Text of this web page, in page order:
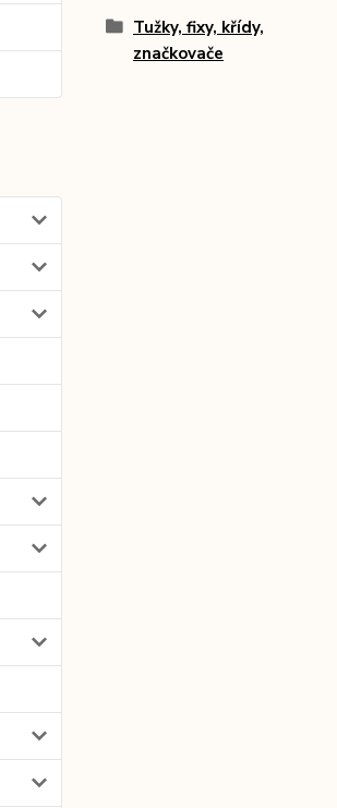
Tužky, fixy, křídy,
značkovače